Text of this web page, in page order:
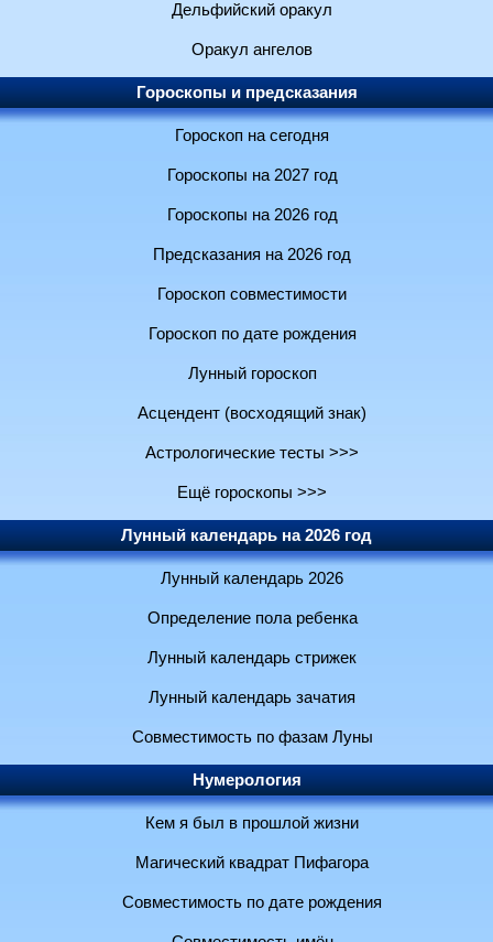
Дельфийский оракул
Оракул ангелов
Гороскопы и предсказания
Гороскоп на сегодня
Гороскопы на 2027 год
Гороскопы на 2026 год
Предсказания на 2026 год
Гороскоп совместимости
Гороскоп по дате рождения
Лунный гороскоп
Асцендент (восходящий знак)
Астрологические тесты >>>
Ещё гороскопы >>>
Лунный календарь на 2026 год
Лунный календарь 2026
Определение пола ребенка
Лунный календарь стрижек
Лунный календарь зачатия
Совместимость по фазам Луны
Нумерология
Кем я был в прошлой жизни
Магический квадрат Пифагора
Совместимость по дате рождения